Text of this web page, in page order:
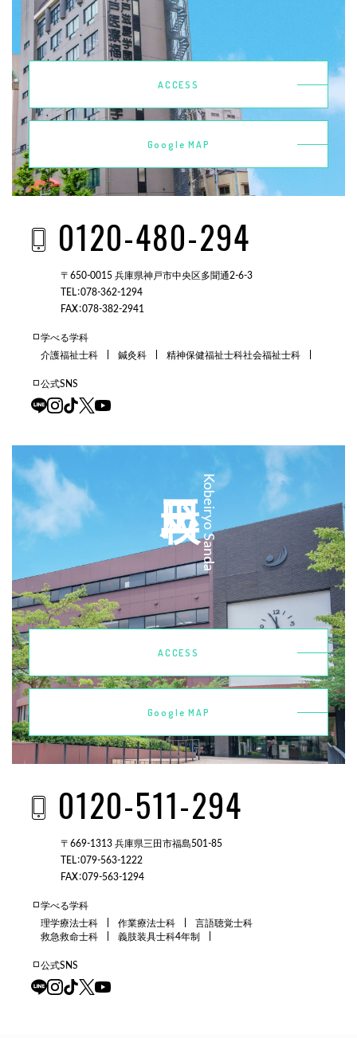
ACCESS
Google MAP
0120-480-294
〒650-0015 兵庫県神戸市中央区多聞通2-6-3
TEL：078-362-1294
FAX：078-382-2941
学べる学科
介護福祉士科
鍼灸科 精神保健福祉士科社会福祉士科
公式SNS
Kobeiryo Sanda
ACCESS
Google MAP
0120-511-294
〒669-1313 兵庫県三田市福島501-85
TEL：079-563-1222
FAX：079-563-1294
学べる学科
理学療法士科
作業療法士科
言語聴覚士科
救急救命士科
義肢装具士科4年制
公式SNS